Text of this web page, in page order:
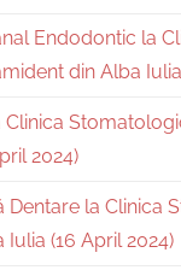
Endodontic la
din Alba
Clinica
2024)
Dentare la Clinica
(16 April 2024)